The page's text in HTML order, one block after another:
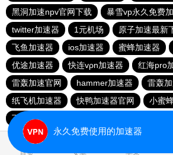
黑洞加速npv官网下载
暴雪vp永久免费
twitter加速器
1元机场 原子加速最新
飞鱼加速器
ios加速器 蜜蜂加速器
优途加速器
快连vρn加速器
红海pro
雷轰加速官网
hammer加速器
雷轰
纸飞机加速器
快鸭加速器官网
小蜜
飞跃加速器
首页 安卓 苹果
永久免费使用的加速器